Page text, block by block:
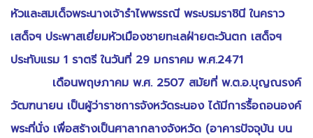
หัวและสมเด็จพระนางเจ้ารำไพพรรณี พระบรมราชินี ในคราว
เสด็จฯ ประพาสเยี่ยมหัวเมืองชายทะเลฝ่ายตะวันตก เสด็จฯ
ประทับแรม 1 ราตรี ในวันที่ 29 มกราคม พ.ศ.2471
เดือนพฤษภาคม พ.ศ. 2507 สมัยที่ พ.ต.อ.บุญณรงค์
วัฒฑนายน เป็นผู้ว่าราชการจังหวัดระนอง ได้มีการรื้อถอนองค์
พระที่นั่ง เพื่อสร้างเป็นศาลากลางจังหวัด (อาคารปัจจุบัน บน